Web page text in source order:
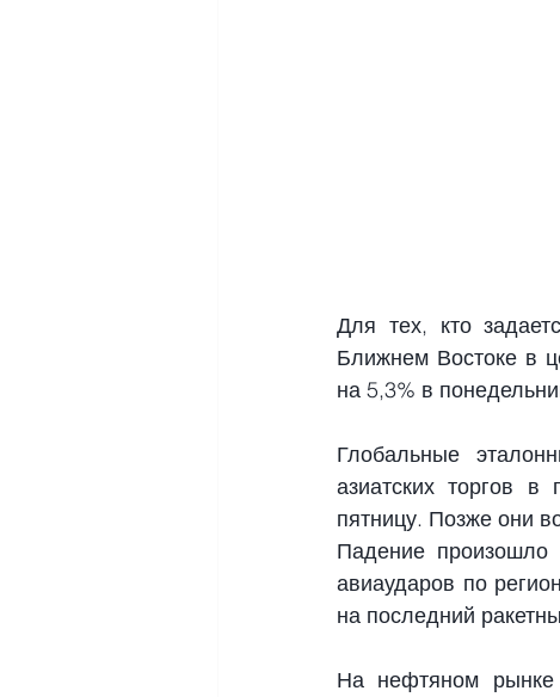
Для тех, кто
Ближнем Востоке в
на 5,3% в
Глобальные
азиатских торгов
пятницу. Позже они
Падение
авиаударов по
на последний
На нефтяном рынке